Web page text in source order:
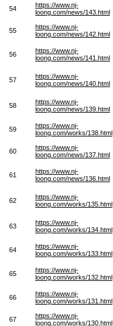
54
https://www.nj-
loong.com/news/143.html
55
https://www.nj-
loong.com/news/142.html
56
https://www.nj-
loong.com/news/141.html
57
https://www.nj-
loong.com/news/140.html
58
https://www.nj-
loong.com/news/139.html
59
https://www.nj-
loong.com/works/138.html
60
https://www.nj-
loong.com/news/137.html
61
https://www.nj-
loong.com/news/136.html
62
https://www.nj-
loong.com/works/135.html
63
https://www.nj-
loong.com/works/134.html
64
https://www.nj-
loong.com/works/133.html
65
https://www.nj-
loong.com/works/132.html
66
https://www.nj-
loong.com/works/131.html
67
https://www.nj-
loong.com/works/130.html